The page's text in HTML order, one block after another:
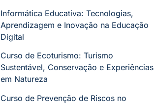
Informática Educativa: Tecnologias,
Aprendizagem e Inovação na Educação
Digital
Curso de Ecoturismo: Turismo
Sustentável, Conservação e Experiências
em Natureza
Curso de Prevenção de Riscos no